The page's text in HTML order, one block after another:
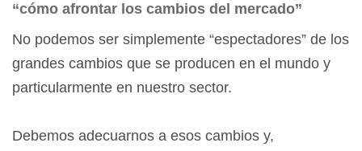
“cómo afrontar los cambios del mercado”
No podemos ser simplemente “espectadores” de los
grandes cambios que se producen en el mundo y
particularmente en nuestro sector.
Debemos adecuarnos a esos cambios y,